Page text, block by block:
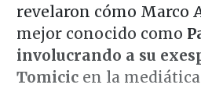
revelaron cómo Marco
mejor conocido como
involucrando a su
Tomicicen la